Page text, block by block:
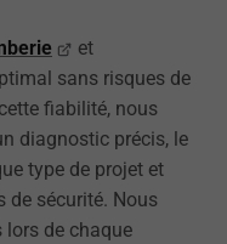
et
sans risques de
fiabilité, nous
diagnostic précis, le
type de projet et
de sécurité. Nous
lors de chaque